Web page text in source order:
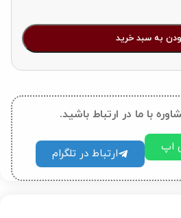
به سبد خرید
با ما در ارتباط باشید.
اپ ارتباط در تلگرام